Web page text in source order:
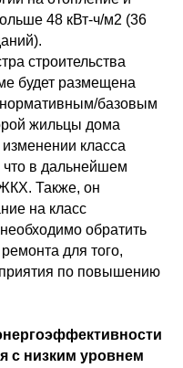
48 кВт-ч/м2 (36
строительства
будет размещена
базовым
жильцы дома
класса
что в дальнейшем
Также, он
на класс
обратить
для того,
по повышению
с низким уровнем